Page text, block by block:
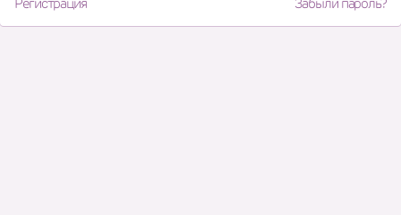
Регистрация Забыли пароль?